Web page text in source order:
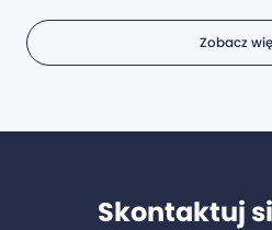
Zobacz
Skontaktuj